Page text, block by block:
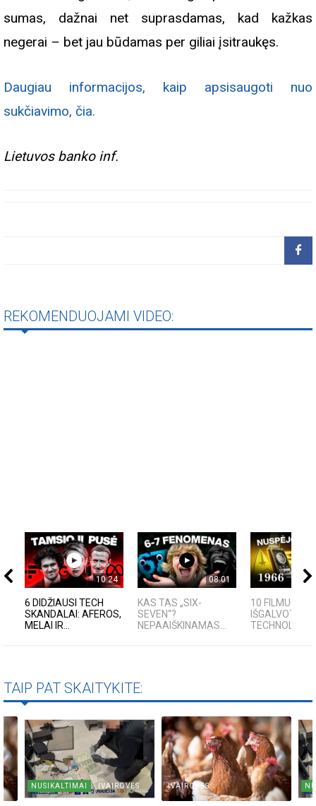
sumas, dažnai net suprasdamas, kad kažkas
negerai – bet jau būdamas per giliai įsitraukęs.
Daugiau informacijos, kaip apsisaugoti nuo
sukčiavimo, čia.
Lietuvos banko inf.
REKOMENDUOJAMI VIDEO:
10:24
6 DIDŽIAUSI TECH
SKANDALAI: AFEROS,
MELAI IR...
08:01
KAS TAS „SIX-
SEVEN“?
NEPAAIŠKINAMAS...
10 FILMUOSE
IŠGALVOTŲ
TAIP PAT SKAITYKITE:
NUSIKALTIMAI IVAIROVES IVAIROVES